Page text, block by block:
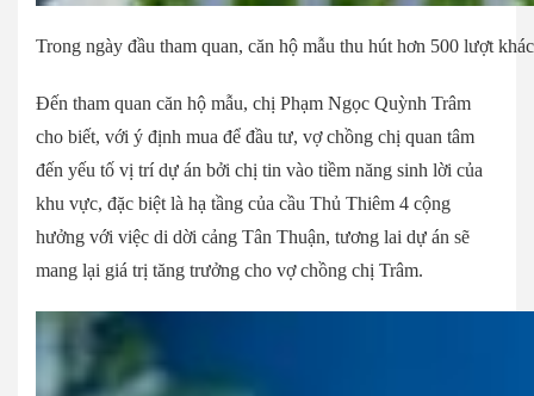
Trong ngày đầu tham quan, căn hộ mẫu thu hút hơn 500 lượt
Đến tham quan căn hộ mẫu, chị Phạm Ngọc Quỳnh Trâm
cho biết, với ý định mua để đầu tư, vợ chồng chị quan tâm
đến yếu tố vị trí dự án bởi chị tin vào tiềm năng sinh lời của
khu vực, đặc biệt là hạ tầng của cầu Thủ Thiêm 4 cộng
hưởng với việc di dời cảng Tân Thuận, tương lai dự án sẽ
mang lại giá trị tăng trưởng cho vợ chồng chị Trâm.